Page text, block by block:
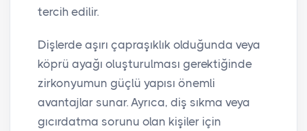
tercih edilir.
Dişlerde aşırı çapraşıklık olduğunda veya
köprü ayağı oluşturulması gerektiğinde
zirkonyumun güçlü yapısı önemli
avantajlar sunar. Ayrıca, diş sıkma veya
gıcırdatma sorunu olan kişiler için